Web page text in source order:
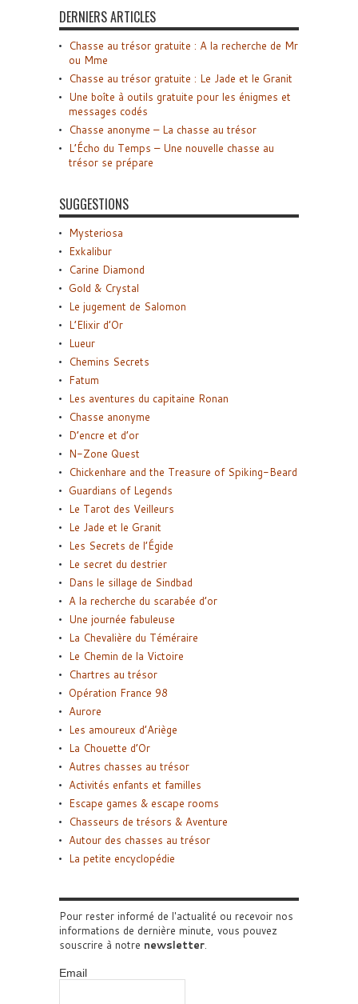
DERNIERS ARTICLES
Chasse au trésor gratuite : A la recherche de Mr
ou Mme
Chasse au trésor gratuite : Le Jade et le Granit
Une boîte à outils gratuite pour les énigmes et
messages codés
Chasse anonyme – La chasse au trésor
L’Écho du Temps – Une nouvelle chasse au
trésor se prépare
SUGGESTIONS
Mysteriosa
Exkalibur
Carine Diamond
Gold & Crystal
Le jugement de Salomon
L’Elixir d’Or
Lueur
Chemins Secrets
Fatum
Les aventures du capitaine Ronan
Chasse anonyme
D’encre et d’or
N-Zone Quest
Chickenhare and the Treasure of Spiking-Beard
Guardians of Legends
Le Tarot des Veilleurs
Le Jade et le Granit
Les Secrets de l’Égide
Le secret du destrier
Dans le sillage de Sindbad
A la recherche du scarabée d’or
Une journée fabuleuse
La Chevalière du Téméraire
Le Chemin de la Victoire
Chartres au trésor
Opération France 98
Aurore
Les amoureux d’Ariège
La Chouette d’Or
Autres chasses au trésor
Activités enfants et familles
Escape games & escape rooms
Chasseurs de trésors & Aventure
Autour des chasses au trésor
La petite encyclopédie
Pour rester informé de l'actualité ou recevoir nos
informations de dernière minute, vous pouvez
souscrire à notre newsletter.
Email